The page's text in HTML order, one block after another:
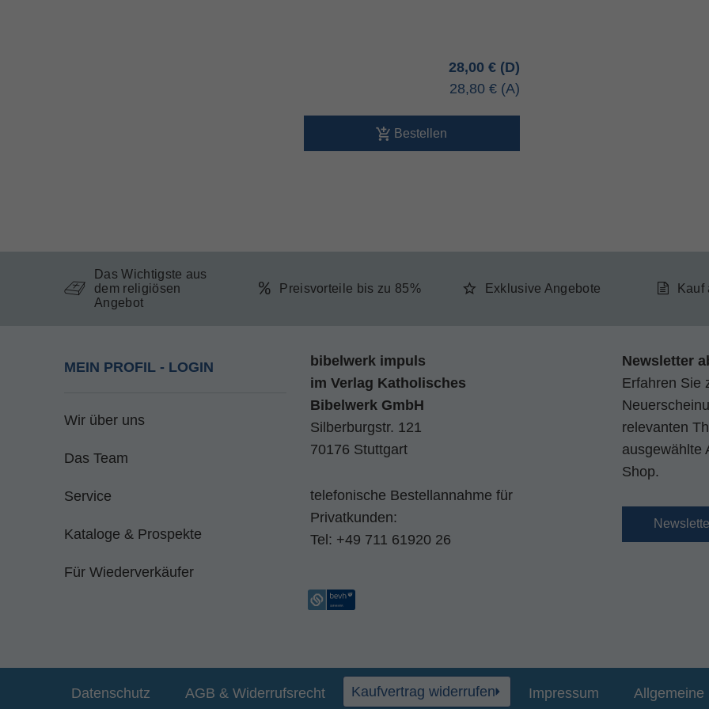
28,00 €
28,80 €
Bestellen
Das Wichtigste aus
dem religiösen
Angebot
Preisvorteile bis zu 85% Exklusive Angebote Kauf
MEIN PROFIL - LOGIN
Wir über uns
Das Team
Service
Kataloge & Prospekte
Für Wiederverkäufer
bibelwerk impuls
im Verlag Katholisches
Bibelwerk GmbH
Silberburgstr. 121
70176 Stuttgart
telefonische Bestellannahme für
Privatkunden:
Tel: +49 711 61920 26
Newsletter
Erfahren Sie
relevanten
ausgewählte
Shop.
Datenschutz AGB & Widerrufsrecht Kaufvertrag widerrufen Impressum Allgemeine